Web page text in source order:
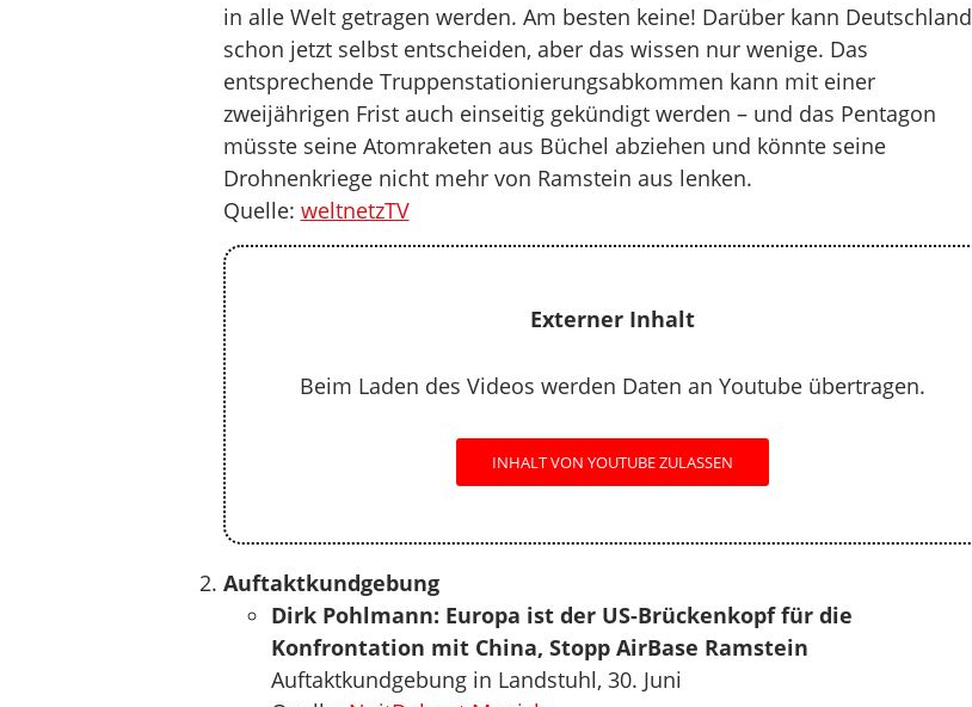
in alle Welt getragen werden. Am besten keine! Darüber kann Deutschland
schon jetzt selbst entscheiden, aber das wissen nur wenige. Das
entsprechende Truppenstationierungsabkommen kann mit einer
zweijährigen Frist auch einseitig gekündigt werden – und das Pentagon
müsste seine Atomraketen aus Büchel abziehen und könnte seine
Drohnenkriege nicht mehr von Ramstein aus lenken.
Quelle: weltnetzTV
Externer Inhalt
Beim Laden des Videos werden Daten an Youtube übertragen.
INHALT VON YOUTUBE ZULASSEN
Auftaktkundgebung
Dirk Pohlmann: Europa ist der US-Brückenkopf für die
Konfrontation mit China, Stopp AirBase Ramstein
Auftaktkundgebung in Landstuhl, 30. Juni